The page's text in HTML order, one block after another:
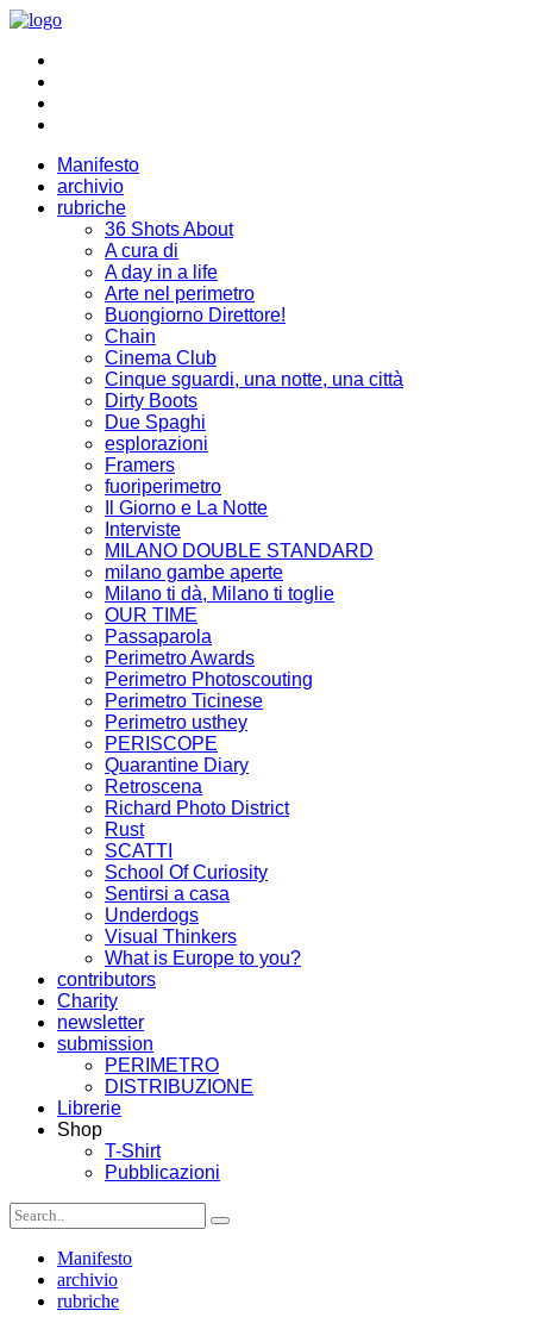
Manifesto
archivio
rubriche
36 Shots About
A cura di
A day in a life
Arte nel perimetro
Buongiorno Direttore!
Chain
Cinema Club
Cinque sguardi, una notte, una città
Dirty Boots
Due Spaghi
esplorazioni
Framers
fuoriperimetro
Il Giorno e La Notte
Interviste
MILANO DOUBLE STANDARD
milano gambe aperte
Milano ti dà, Milano ti toglie
OUR TIME
Passaparola
Perimetro Awards
Perimetro Photoscouting
Perimetro Ticinese
Perimetro usthey
PERISCOPE
Quarantine Diary
Retroscena
Richard Photo District
Rust
SCATTI
School Of Curiosity
Sentirsi a casa
Underdogs
Visual Thinkers
What is Europe to you?
contributors
Charity
newsletter
submission
PERIMETRO
DISTRIBUZIONE
Librerie
Shop
T-Shirt
Pubblicazioni
Manifesto
archivio
rubriche